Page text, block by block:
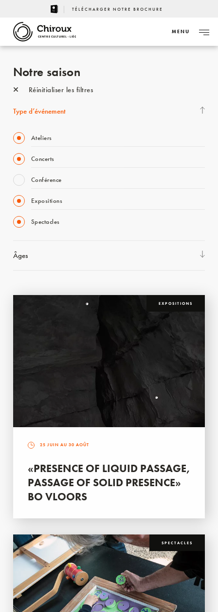
TÉLÉCHARGER NOTRE BROCHURE
CENTRE CULTUREL - LIÈGE
MENU
Notre saison
Réinitialiser les filtres
Type d’événement
Ateliers
Concerts
Conférence
Expositions
Spectacles
Âges
EXPOSITIONS
25 JUIN AU 30 AOÛT
«PRESENCE OF LIQUID PASSAGE,
PASSAGE OF SOLID PRESENCE»
BO VLOORS
SPECTACLES